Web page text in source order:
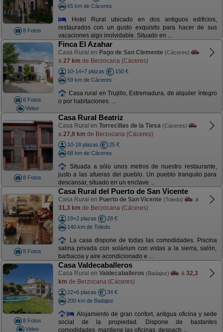
8 Fotos
65 km de Cáceres
Hotel Rural ubicado en dos antiguos edificios,
restaurados con un gusto exquisito para hacer de sus
vacaciones algo inolvidable. Situado en ...
8 Fotos
Video
Finca El Azahar
Casa Rural en Pago de San Clemente (Cáceres)
a 27 km de Berzocana (Cáceres)
10-14+7 plazas
150 €
59 km de Cáceres
Casa rural en Trujillo, Extremadura, de alquiler íntegro
o por habitaciones. ...
8 Fotos
Casa Rural Beatriz
Casa Rural en Torrecillas de la Tiesa (Cáceres)
a 27,9 km de Berzocana (Cáceres)
10-18 plazas
25 €
68 km de Cáceres
Situada a sólo unos metros de nuestro restaurante,
justo a las afueras del pueblo. Un pueblo tranquilo para
descansar, situado en un enclave ...
8 Fotos
Casa Rural del Puerto de San Vicente
Casa Rural en Puerto de San Vicente (Toledo)
a
31,3 km de Berzocana (Cáceres)
19+2 plazas
28 €
140 km de Toledo
La casa dispone de todas las comodidades. Piscina
salina privada con solárium con vistas a la sierra, salón,
barbacoa y aire acondicionado e ...
8 Fotos
Video
Casa Valdecaballeros
Casa Rural en Valdecaballeros (Badajoz) a 32,3
km de Berzocana (Cáceres)
22+6 plazas
34 €
200 km de Badajoz
Alojamiento de gran confort, antigua oficina y sede
social de la propiedad. Dispone de bastantes
comodidades, mantiene las oficinas, despach ...